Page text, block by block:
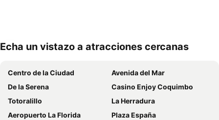
Echa un vistazo a atracciones cercanas
Centro de la Ciudad
Avenida del Mar
De la Serena
Casino Enjoy Coquimbo
Totoralillo
La Herradura
Aeropuerto La Florida
Plaza España